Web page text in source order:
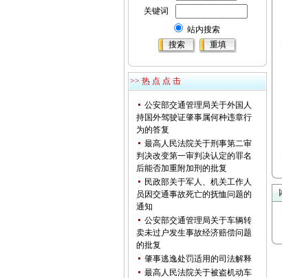
关键词
站内搜索
>> 热 点 点 击
公安部交通管理局关于外国人
持国外驾驶证肇事属何种违章行
为的答复
最高人民法院关于刑事第二审
判决改变第一审判决认定的罪名
后能否加重附加刑的批复
民政部关于军人、机关工作人
员因交通事故死亡的抚恤问题的
通知
公安部交通管理局关于车辆转
卖未过户发生事故经济赔偿问题
的批复
肇事逃逸处罚适用的司法解释
最高人民法院关于被盗机动车